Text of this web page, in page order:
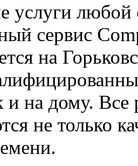
услуги любой
сервис
на
и на дому. Все
не только